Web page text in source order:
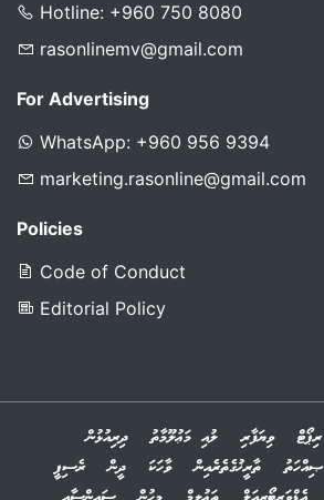
Hotline: +960 750 8080
rasonlinemv@gmail.com
For Advertising
WhatsApp: +960 956 9394
marketing.rasonline@gmail.com
Policies
Code of Conduct
Editorial Policy
ރިޕޯޓް ވިޔަފާރި ލުއި މަޢުލޫމާތު
ދިރިއުޅުން
ޞިއްހަތު ތާރީޚުގެތެރެއިން ވާހަކަ ދީން
ރެސިޕީ